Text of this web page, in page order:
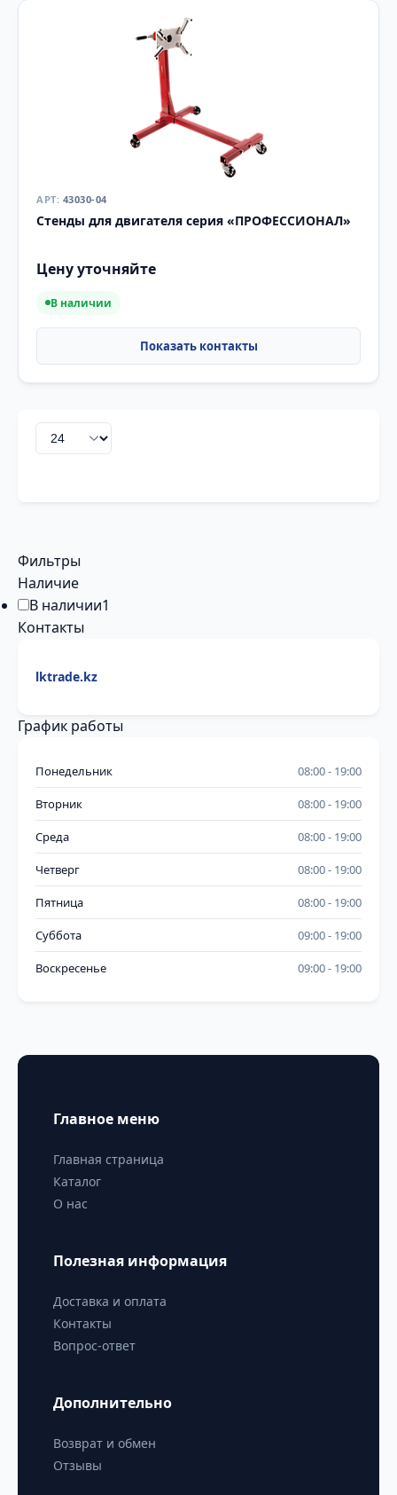
43030-04
Стенды для двигателя серия «ПРОФЕССИОНАЛ»
Цену уточняйте
В наличии
Фильтры
Наличие
В наличии1
Контакты
lktrade.kz
График работы
Понедельник 08:00 19:00
Вторник 08:00 19:00
Среда 08:00 19:00
Четверг 08:00 19:00
Пятница 08:00 19:00
Суббота 09:00 19:00
Воскресенье 09:00 19:00
Главное меню
Главная страница
Каталог
О нас
Полезная информация
Доставка и оплата
Контакты
Вопрос-ответ
Дополнительно
Возврат и обмен
Отзывы